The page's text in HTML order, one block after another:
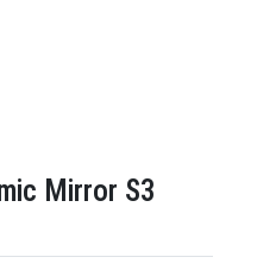
Mirror S3